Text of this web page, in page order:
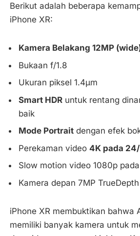
Berikut adalah beberapa
iPhone XR:
Kamera Belakang 12MP
Bukaan f/1.8
Ukuran piksel 1.4µm
Smart HDR untuk rentang
baik
Mode Portrait dengan efek
Perekaman video 4K pada
Slow motion video 1080p
Kamera depan 7MP TrueDepth
iPhone XR membuktikan bahwa
memiliki banyak kamera untuk